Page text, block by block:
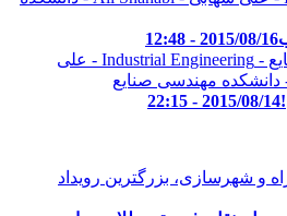
2015/08/16 - 12:48
2015/08/14 - 22:15